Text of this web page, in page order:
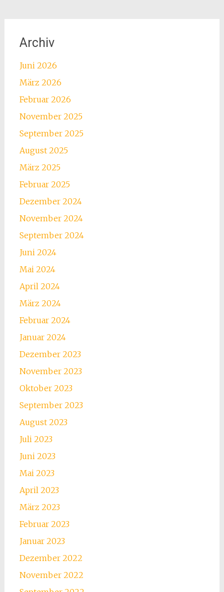
Archiv
Juni 2026
März 2026
Februar 2026
November 2025
September 2025
August 2025
März 2025
Februar 2025
Dezember 2024
November 2024
September 2024
Juni 2024
Mai 2024
April 2024
März 2024
Februar 2024
Januar 2024
Dezember 2023
November 2023
Oktober 2023
September 2023
August 2023
Juli 2023
Juni 2023
Mai 2023
April 2023
März 2023
Februar 2023
Januar 2023
Dezember 2022
November 2022